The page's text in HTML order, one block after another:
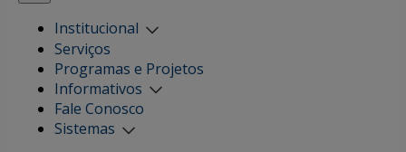
Institucional
Serviços
Programas e Projetos
Informativos
Fale Conosco
Sistemas